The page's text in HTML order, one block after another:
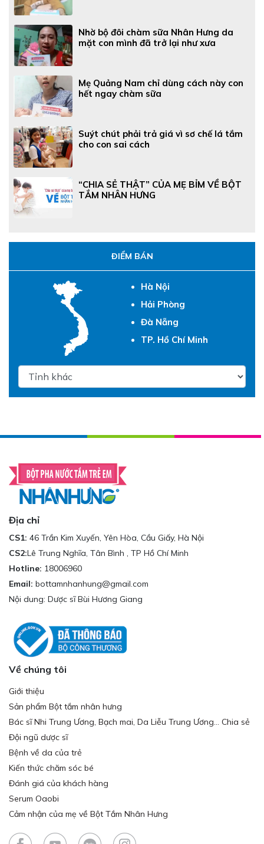
Nhờ bộ đôi chàm sữa Nhân Hưng da
mặt con mình đã trở lại như xưa
Mẹ Quảng Nam chỉ dùng cách này con
hết ngay chàm sữa
Suýt chút phải trả giá vì sơ chế lá tắm
cho con sai cách
“CHIA SẺ THẬT” CỦA MẸ BỈM VỀ BỘT
TẮM NHÂN HƯNG
ĐIỂM BÁN
Hà Nội
Hải Phòng
Đà Nẵng
TP. Hồ Chí Minh
Địa chỉ
CS1: 46 Trần Kim Xuyến, Yên Hòa, Cầu Giấy, Hà Nội
CS2:Lê Trung Nghĩa, Tân Bình , TP Hồ Chí Minh
Hotline: 18006960
Email: bottamnhanhung@gmail.com
Nội dung: Dược sĩ Bùi Hương Giang
Về chúng tôi
Giới thiệu
Sản phẩm Bột tắm nhân hưng
Bác sĩ Nhi Trung Ương, Bạch mai, Da Liễu Trung Ương... Chia sẻ
Đội ngũ dược sĩ
Bệnh về da của trẻ
Kiến thức chăm sóc bé
Đánh giá của khách hàng
Serum Oaobi
Cảm nhận của mẹ về Bột Tắm Nhân Hưng